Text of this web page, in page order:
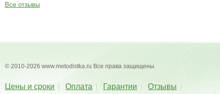
Все отзывы
© 2010-2026 www.metodistka.ru Все права защищены.
Цены и сроки Оплата Гарантии
Отзывы